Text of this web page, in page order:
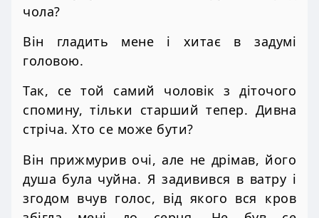
чола?
Він гладить мене і хитає в задумі
головою.
Так, се той самий чоловік з діточого
спомину, тільки старший тепер. Дивна
стріча. Хто се може бути?
Він прижмурив очі, але не дрімав, його
душа була чуйна. Я задивився в ватру і
згодом вчув голос, від якого вся кров